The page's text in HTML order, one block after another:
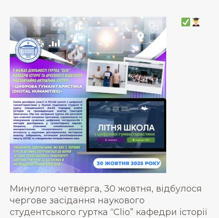
Минулого четверга, 30 жовтня, відбулося
чергове засідання наукового
студентського гуртка “Clio” кафедри історії